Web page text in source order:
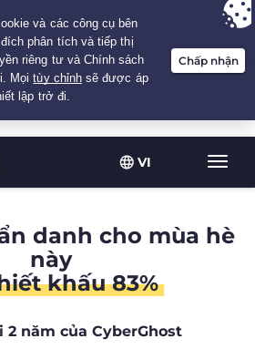
VI
đổi
Dealfor 2.1666666666667-years at $
/month
danh cho mùa hè
này
khấu 83%
năm của CyberGhost